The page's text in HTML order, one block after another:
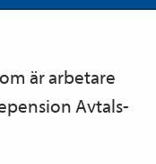
är arbetare
Avtals­